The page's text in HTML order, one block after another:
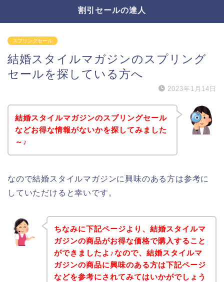
割引セールの達人
スプリングセール
結婚スタイルマガジンのスプリング
セールを探している方へ
2023年1月14日
結婚スタイルマガジンのスプリングセール
などお得な情報がないかを探してみました
～♪
なので結婚スタイルマガジンに興味のある方は参考に
していただけると幸いです。
ちなみに下記ページより、結婚スタイルマ
ガジンの商品がお得な価格で購入すること
ができましたよ♪なので、結婚スタイルマ
ガジンの商品に興味のある方は下記ページ
などを参考にされてみてはいかがでしょう